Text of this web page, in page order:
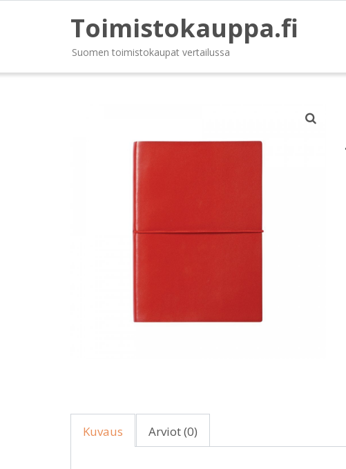
Toimistokauppa.fi
Suomen toimistokaupat vertailussa
Kuvaus Arviot (0)